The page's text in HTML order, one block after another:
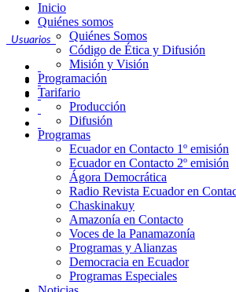
Usuarios
Inicio
Quiénes somos
Quiénes Somos
Código de Ética y Difusión
Misión y Visión
Programación
Tarifario
Producción
Difusión
Programas
Ecuador en Contacto 1º emisión
Ecuador en Contacto 2º emisión
Ágora Democrática
Radio Revista Ecuador en
Chaskinakuy
Amazonía en Contacto
Voces de la Panamazonía
Programas y Alianzas
Democracia en Ecuador
Programas Especiales